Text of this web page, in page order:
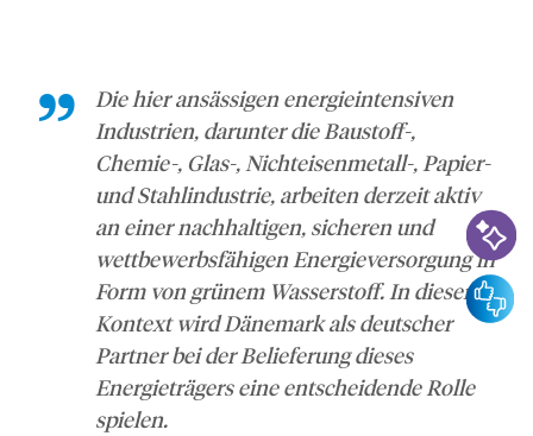
Die hier ansässigen energieintensiven
Industrien, darunter die Baustoff-,
Chemie-, Glas-, Nichteisenmetall-, Papier-
und Stahlindustrie, arbeiten derzeit aktiv
an einer nachhaltigen, sicheren und
wettbewerbsfähigen Energieversorgung in
Form von grünem Wasserstoff. In diesem
Kontext wird Dänemark als deutscher
Partner bei der Belieferung dieses
Energieträgers eine entscheidende Rolle
spielen.
KI-